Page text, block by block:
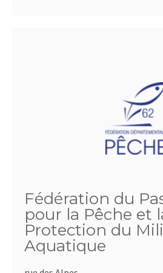
Fédération du
pour la Pêche et
Protection du
Aquatique